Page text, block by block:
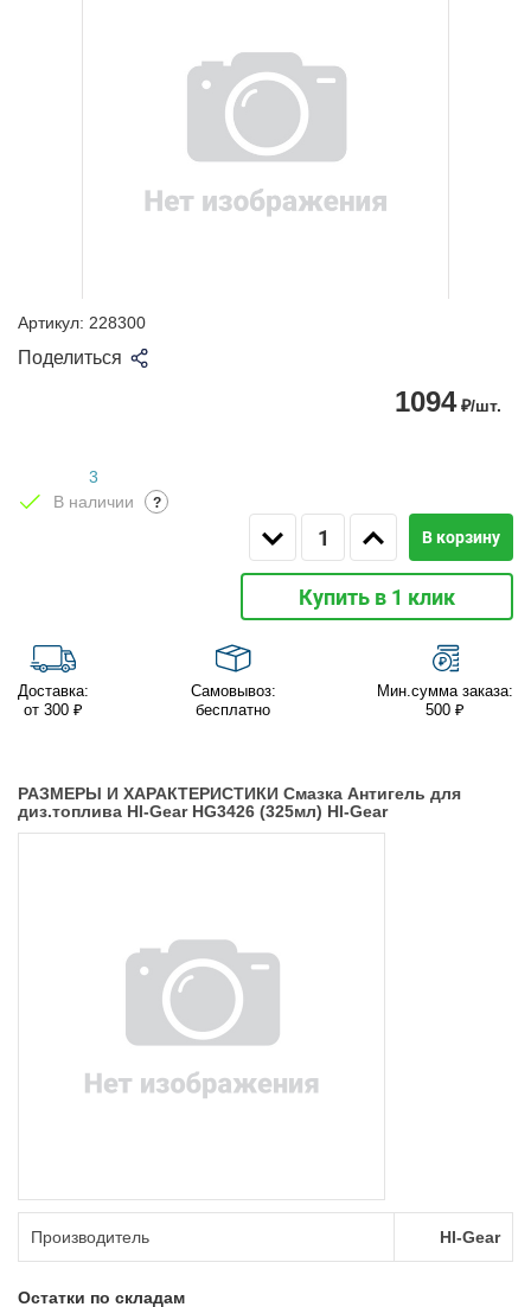
Артикул: 228300
Поделиться
1094₽/шт.
3
В наличии
?
В корзину
Купить в 1 клик
Доставка:
от 300 ₽
Самовывоз:
бесплатно
Мин.сумма заказа:
500 ₽
РАЗМЕРЫ И ХАРАКТЕРИСТИКИ Смазка Антигель для
диз.топлива HI-Gear HG3426 (325мл) HI-Gear
Производитель HI-Gear
Остатки по складам